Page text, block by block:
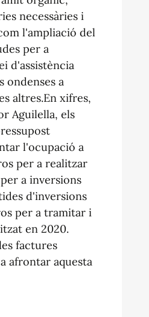
necessàries i
l'ampliació del
per a
d'assistència
ondenses a
altres.En xifres,
Aguilella, els
l'ocupació a
per a realitzar
a inversions
d'inversions
per a tramitar i
en 2020.
factures
afrontar aquesta